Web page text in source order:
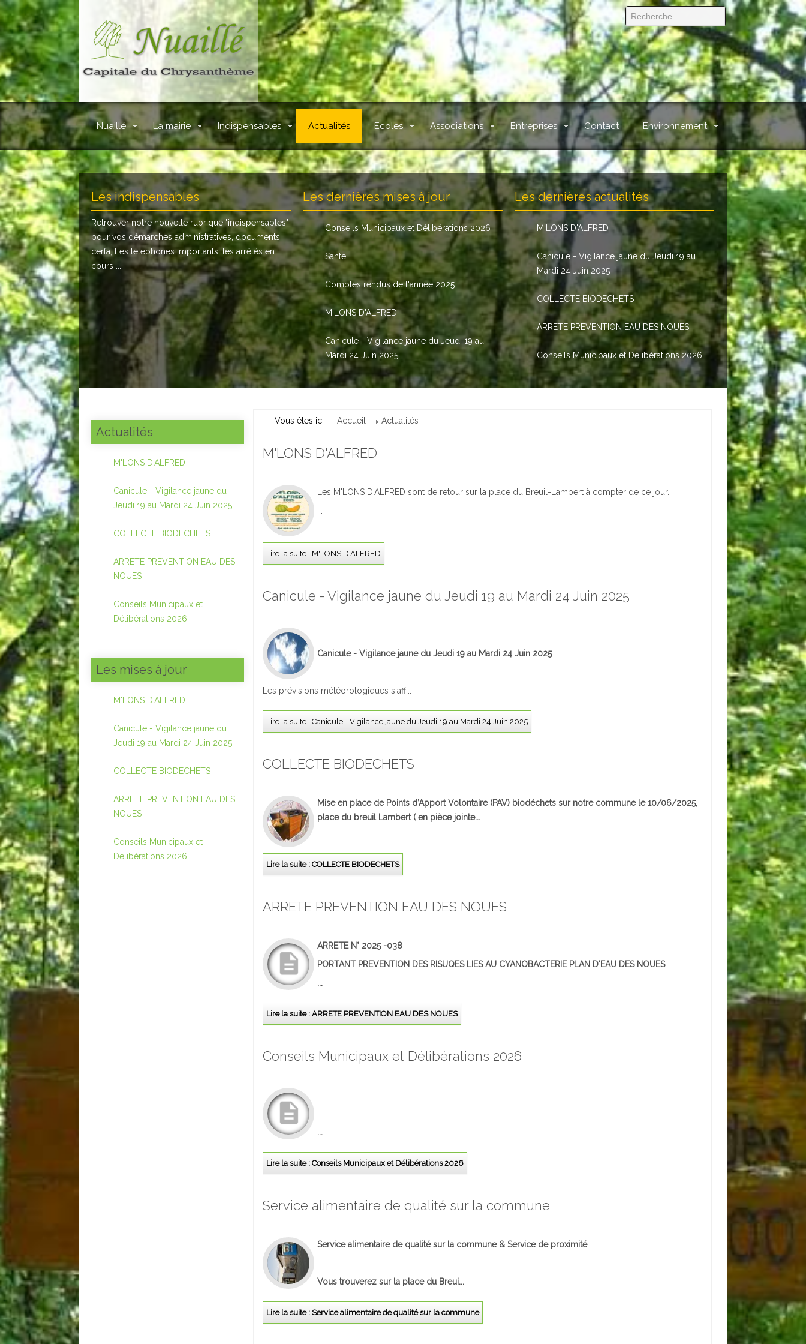
Nuaillé La mairie Indispensables Actualités Ecoles Associations Entreprises Contact Environnement
.
Les indispensables
Retrouver notre nouvelle rubrique "indispensables"
pour vos démarches administratives, documents
cerfa, Les téléphones importants, les arrêtés en
cours ...
Les dernières mises à jour
Conseils Municipaux et Délibérations 2026
Santé
Comptes rendus de l'année 2025
M'LONS D'ALFRED
Canicule - Vigilance jaune du Jeudi 19 au
Mardi 24 Juin 2025
Les dernières actualités
M'LONS D'ALFRED
Canicule - Vigilance jaune du Jeudi 19 au
Mardi 24 Juin 2025
COLLECTE BIODECHETS
ARRETE PREVENTION EAU DES NOUES
Conseils Municipaux et Délibérations 2026
Actualités
M'LONS D'ALFRED
Canicule - Vigilance jaune du
Jeudi 19 au Mardi 24 Juin 2025
COLLECTE BIODECHETS
ARRETE PREVENTION EAU DES
NOUES
Conseils Municipaux et
Délibérations 2026
Les mises à jour
M'LONS D'ALFRED
Canicule - Vigilance jaune du
Jeudi 19 au Mardi 24 Juin 2025
COLLECTE BIODECHETS
ARRETE PREVENTION EAU DES
NOUES
Conseils Municipaux et
Délibérations 2026
Vous êtes ici : Accueil Actualités
M'LONS D'ALFRED
Les M'LONS D'ALFRED sont de retour sur la place du Breuil-Lambert à compter de ce jour.
Lire la suite : M'LONS D'ALFRED
Canicule - Vigilance jaune du Jeudi 19 au Mardi 24 Juin 2025
Canicule - Vigilance jaune du Jeudi 19 au Mardi 24 Juin 2025
Les prévisions météorologiques s'aff...
Lire la suite : Canicule - Vigilance jaune du Jeudi 19 au Mardi 24 Juin 2025
COLLECTE BIODECHETS
Mise en place de Points d’Apport Volontaire (PAV) biodéchets sur notre commune le 10/06/2025,
place du breuil Lambert ( en pièce jointe...
Lire la suite : COLLECTE BIODECHETS
ARRETE PREVENTION EAU DES NOUES
ARRETE N° 2025 -038
PORTANT PREVENTION DES RISUQES LIES AU CYANOBACTERIE PLAN D'EAU DES NOUES
...
Lire la suite : ARRETE PREVENTION EAU DES NOUES
Conseils Municipaux et Délibérations 2026
...
Lire la suite : Conseils Municipaux et Délibérations 2026
Service alimentaire de qualité sur la commune
Service alimentaire de qualité sur la commune & Service de proximité
Vous trouverez sur la place du Breui...
Lire la suite : Service alimentaire de qualité sur la commune